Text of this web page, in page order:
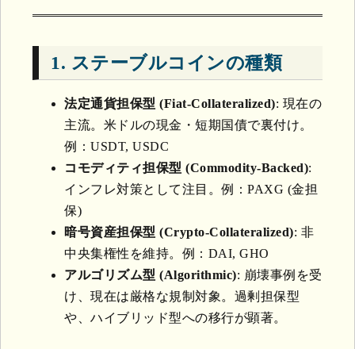
1. ステーブルコインの種類
法定通貨担保型 (Fiat-Collateralized): 現在の
主流。米ドルの現金・短期国債で裏付け。
例：USDT, USDC
コモディティ担保型 (Commodity-Backed):
インフレ対策として注目。例：PAXG (金担
保)
暗号資産担保型 (Crypto-Collateralized): 非
中央集権性を維持。例：DAI, GHO
アルゴリズム型 (Algorithmic): 崩壊事例を受
け、現在は厳格な規制対象。過剰担保型
や、ハイブリッド型への移行が顕著。